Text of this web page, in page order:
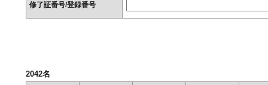
修了証番号/登録番号
2042名